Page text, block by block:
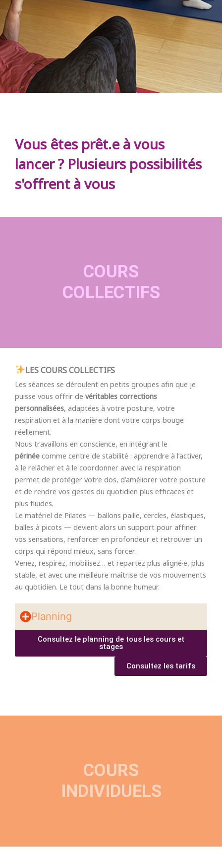
Vous êtes prêt.e à vous
lancer ? Plusieurs possibilités
s'offrent à vous
COURS
COLLECTIFS
LES COURS COLLECTIFS
Les séances se déroulent en petits groupes afin que je
puisse vous offrir devéritables corrections
personnalisées, adaptées à votre posture, votre
respiration et à la manière dont votre corps bouge
réellement.
Nous travaillons en conscience, en intégrant le
périnéecomme centre de stabilité : apprendre à l’activer,
à le relâcher et à le coordonner avec la respiration
permet de protéger votre dos, d’améliorer votre posture
et de rendre vos gestes du quotidien plus efficaces et
plus fluides.
Le matériel de Pilates — ballons paille, cercles, élastiques,
balles à picots — devient alors un support pour affiner
vos sensations, renforcer en profondeur et retrouver un
corps qui répond mieux, sans forcer.
Venez, respirez, mobilisez… et repartez plus aligné·e, plus
stable, et avec une meilleure maîtrise de vos mouvements
au quotidien. Le tout dans la bonne humeur.
Planning
Consultez le planning de tous les cours et
stages
Consultez les tarifs
COURS
INDIVIDUELS